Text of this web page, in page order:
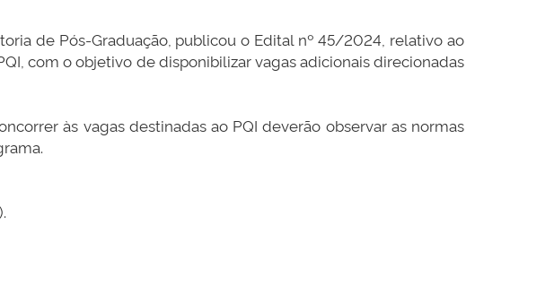
de Pós-Graduação, publicou o Edital nº 45/2024, relativo ao
com o objetivo de disponibilizar vagas adicionais direcionadas
às vagas destinadas ao PQI deverão observar as normas
).